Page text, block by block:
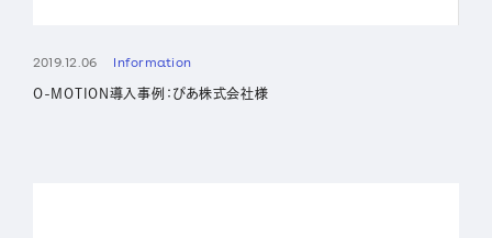
2019.12.06 Information
O-MOTION導入事例：ぴあ株式会社様